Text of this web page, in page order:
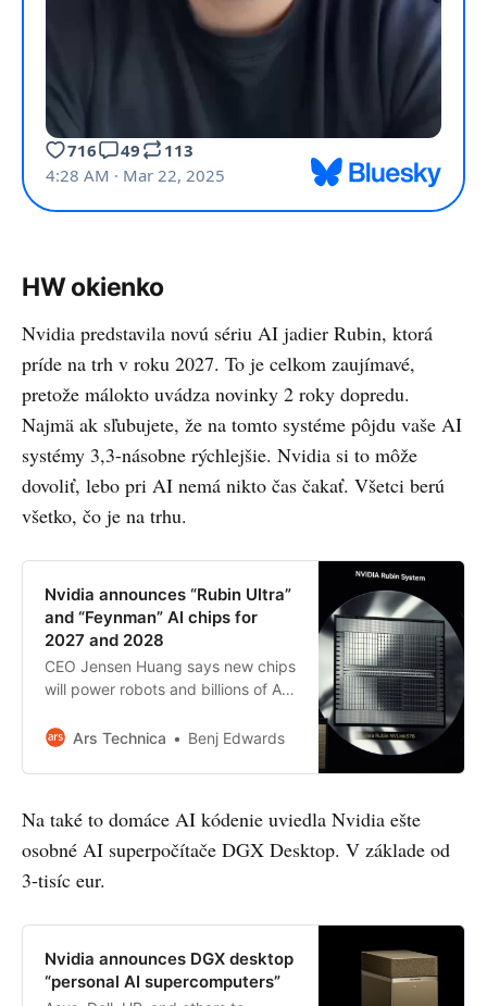
propel the growth of the AR smart
global research firm specializing in
products in the TMT (technology,
media, and telecom) industry. It
services major technology and
monthly reports, customized
markets. Its key analysts are
industry.Follow Counterpoint
Researchpress@counterpointresea
rch.com
HW okienko
Nvidia predstavila novú sériu AI jadier Rubin, ktorá
príde na trh v roku 2027. To je celkom zaujímavé,
pretože málokto uvádza novinky 2 roky dopredu.
Najmä ak sľubujete, že na tomto systéme pôjdu vaše AI
systémy 3,3-násobne rýchlejšie. Nvidia si to môže
dovoliť, lebo pri AI nemá nikto čas čakať. Všetci berú
všetko, čo je na trhu.
Nvidia announces “Rubin Ultra”
and “Feynman” AI chips for
2027 and 2028
CEO Jensen Huang says new chips
will power robots and billions of AI
Ars Technica
Benj Edwards
Na také to domáce AI kódenie uviedla Nvidia ešte
osobné AI superpočítače DGX Desktop. V základe od
3-tisíc eur.
Nvidia announces DGX desktop
“personal AI supercomputers”